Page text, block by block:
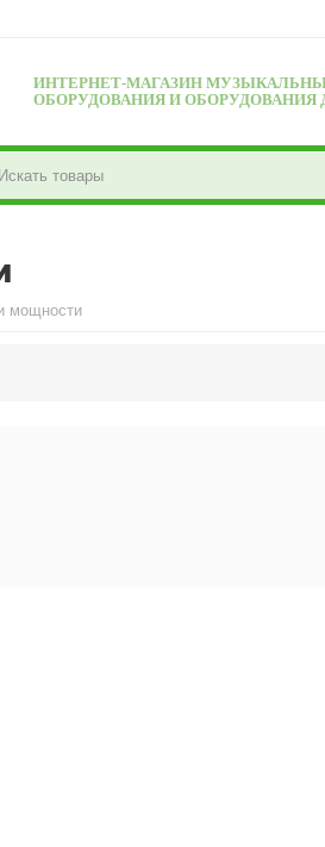
ИНТЕРНЕТ-МАГАЗИН
ОБОРУДОВАНИЯ И ОБОРУДОВАНИЯ
мощности